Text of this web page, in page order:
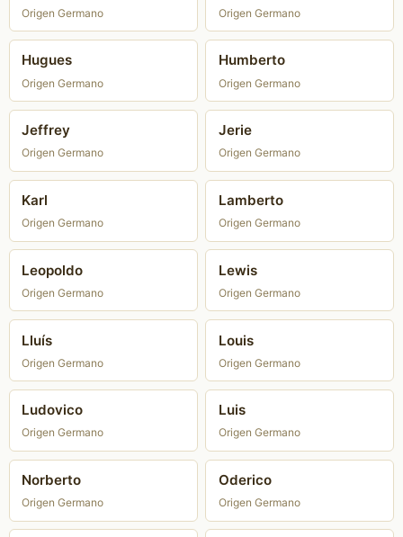
Origen Germano Origen Germano
Hugues
Origen Germano
Humberto
Origen Germano
Jeffrey
Origen Germano
Jerie
Origen Germano
Karl
Origen Germano
Lamberto
Origen Germano
Leopoldo
Origen Germano
Lewis
Origen Germano
Lluís
Origen Germano
Louis
Origen Germano
Ludovico
Origen Germano
Luis
Origen Germano
Norberto
Origen Germano
Oderico
Origen Germano